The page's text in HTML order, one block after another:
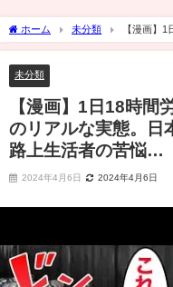
ホーム 未分類
【漫画】
実態。日本のホームレスは約5000
未分類
【漫画】1日18時間
のリアルな実態。
路上生活者の苦悩…
2024年4月6日 2024年4月6日